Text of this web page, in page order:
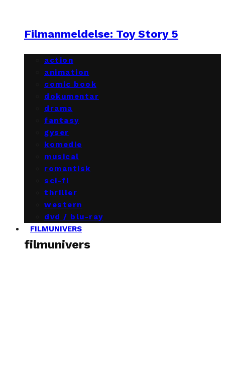
Filmanmeldelse: Toy Story 5
action
animation
comic book
dokumentar
drama
fantasy
gyser
komedie
musical
romantisk
sci-fi
thriller
western
dvd / blu-ray
FILMUNIVERS
filmunivers